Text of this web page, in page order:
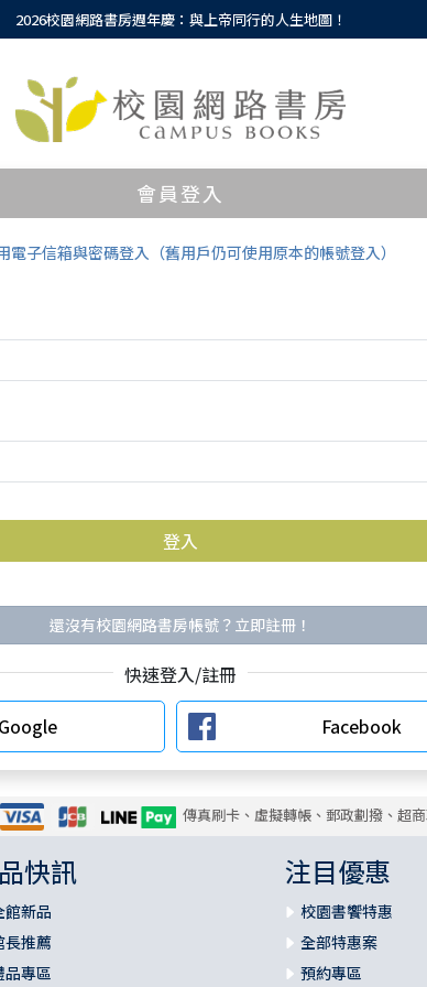
2026校園網路書房週年慶：與上帝同行的人生地圖！
會員登入
電子信箱與密碼登入（舊用戶仍可使用原本的帳號登入）
還沒有校園網路書房帳號？立即註冊！
快速登入/註冊
Google
Facebook
傳真刷卡、虛擬轉帳、郵政劃撥、超
快訊
館新品
長推薦
品專區
注目優惠
校園書饗特惠
全部特惠案
預約專區